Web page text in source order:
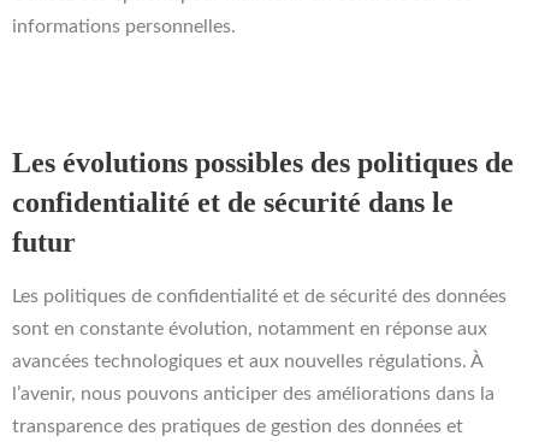
informations personnelles.
Les évolutions possibles des politiques de
confidentialité et de sécurité dans le
futur
Les politiques de confidentialité et de sécurité des données
sont en constante évolution, notamment en réponse aux
avancées technologiques et aux nouvelles régulations. À
l’avenir, nous pouvons anticiper des améliorations dans la
transparence des pratiques de gestion des données et